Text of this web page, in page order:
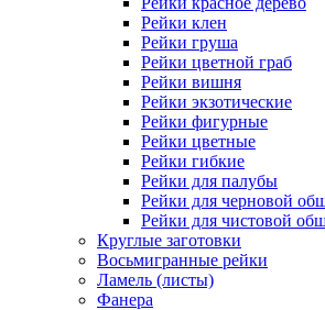
Рейки клен
Рейки груша
Рейки цветной граб
Рейки вишня
Рейки экзотические
Рейки фигурные
Рейки цветные
Рейки гибкие
Рейки для палубы
Рейки для черновой
Рейки для чистовой
Круглые заготовки
Восьмигранные рейки
Ламель (листы)
Фанера